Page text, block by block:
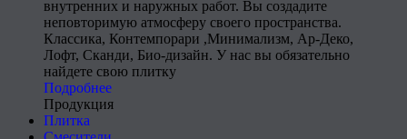
внутренних и наружных работ. Вы создадите
неповторимую атмосферу своего пространства.
Классика, Контемпорари ,Минимализм, Ар-Деко,
Лофт, Сканди, Био-дизайн. У нас вы обязательно
найдете свою плитку
Подробнее
Продукция
Плитка